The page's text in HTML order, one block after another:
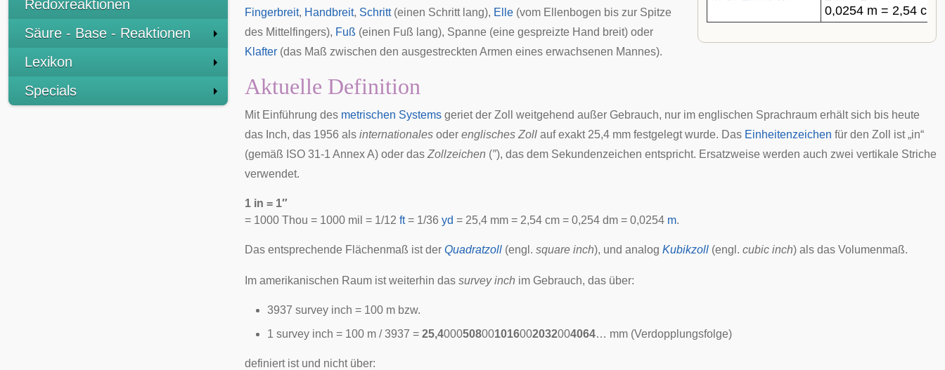
Redoxreaktionen
Säure - Base - Reaktionen
Lexikon
Specials
0,0254 m = 2,54 cm
Fingerbreit, Handbreit, Schritt(einen Schritt lang), Elle (vom Ellenbogen bis zur Spitze
des Mittelfingers), Fuß (einen Fuß lang), Spanne (eine gespreizte Hand breit) oder
Klafter (das Maß zwischen den ausgestreckten Armen eines erwachsenen Mannes).
Aktuelle Definition
Mit Einführung des metrischen Systems geriet der Zoll weitgehend außer Gebrauch, nur im englischen Sprachraum erhält sich bis heute
das Inch, das 1956 als internationales oder englisches Zoll auf exakt 25,4 mm festgelegt wurde. Das Einheitenzeichen für den Zoll ist „in“
(gemäß ISO 31-1 Annex A) oder das Zollzeichen (″), das dem Sekundenzeichen entspricht. Ersatzweise werden auch zwei vertikale Striche
verwendet.
1 in = 1″
= 1000 Thou = 1000 mil = 1/12 ft= 1/36 yd = 25,4 mm = 2,54 cm = 0,254 dm = 0,0254 m.
Das entsprechende Flächenmaß ist der Quadratzoll (engl. square inch), und analog Kubikzoll (engl. cubic inch) als das Volumenmaß.
Im amerikanischen Raum ist weiterhin das survey inch im Gebrauch, das über:
3937 survey inch = 100 m bzw.
1 survey inch = 100 m / 3937 = 25,4000508001016002032004064… mm (Verdopplungsfolge)
definiert ist und nicht über: